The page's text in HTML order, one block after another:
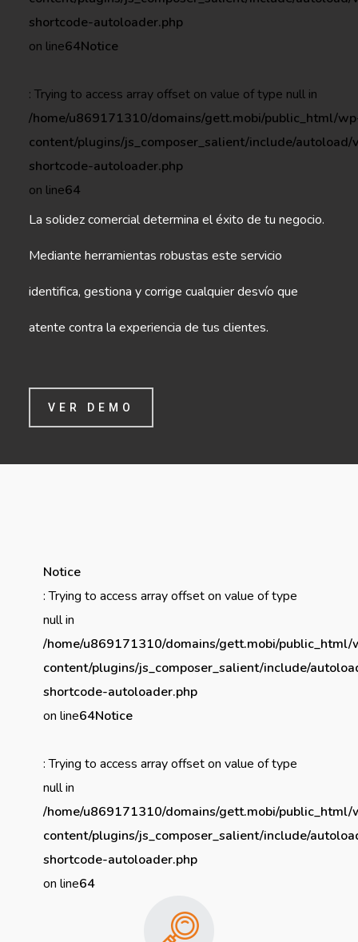
shortcode-autoloader.php
on line64Notice
: Trying to access array offset on value of type null in
/home/u869171310/domains/gett.mobi/public_html/
content/plugins/js_composer_salient/include/autoload/
shortcode-autoloader.php
on line64
La solidez comercial determina el éxito de tu negocio.
Mediante herramientas robustas este servicio
identifica, gestiona y corrige cualquier desvío que
atente contra la experiencia de tus clientes.
VER DEMO
Notice
: Trying to access array offset on value of type
null in
/home/u869171310/domains/gett.mobi/public_html/
content/plugins/js_composer_salient/include/
shortcode-autoloader.php
on line64Notice
: Trying to access array offset on value of type
null in
/home/u869171310/domains/gett.mobi/public_html/
content/plugins/js_composer_salient/include/
shortcode-autoloader.php
on line64